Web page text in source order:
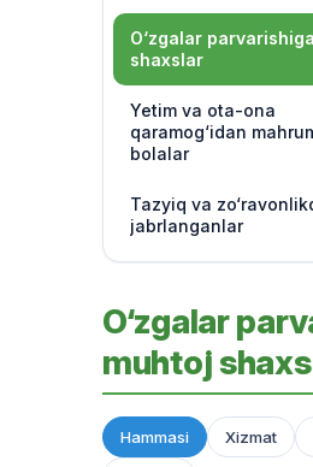
O‘zgalar
shaxslar
Yetim va ota-ona
qaramog‘idan
bolalar
Tazyiq va
jabrlanganlar
O‘zgalar
muhtoj
Hammasi Xizmat